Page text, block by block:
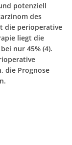
potenziell
des
die perioperative
liegt die
nur 45% (4).
die Prognose